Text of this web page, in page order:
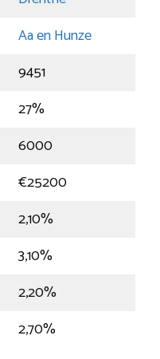
Aa en Hunze
9451
27%
6000
€25200
2,10%
3,10%
2,20%
2,70%